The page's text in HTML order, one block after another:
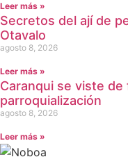
Leer más »
Secretos del ají de
Otavalo
agosto 8, 2026
Leer más »
Caranqui se viste
parroquialización
agosto 8, 2026
Leer más »